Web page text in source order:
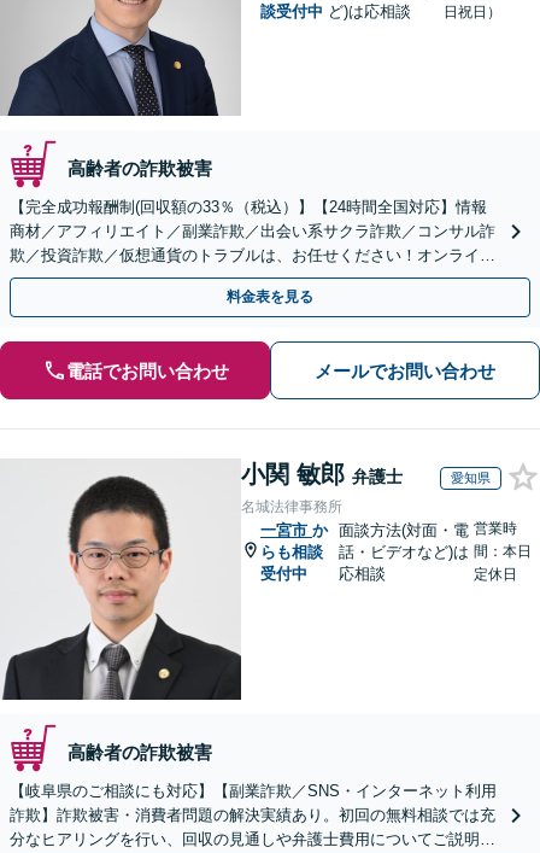
談受付中 ど)は応相談
日祝日）
高齢者の詐欺被害
【完全成功報酬制(回収額の33％（税込）】【24時間全国対応】情報
商材／アフィリエイト／副業詐欺／出会い系サクラ詐欺／コンサル詐
欺／投資詐欺／仮想通貨のトラブルは、お任せください！オンライン
のみで解決も可能！
料金表を見る
電話でお問い合わせ メールでお問い合わせ
小関 敏郎 弁護士 愛知県
名城法律事務所
一宮市 か
らも相談
受付中
面談方法(対面・電
話・ビデオなど)は
応相談
営業時
間：本日
定休日
高齢者の詐欺被害
【岐阜県のご相談にも対応】【副業詐欺／SNS・インターネット利用
詐欺】詐欺被害・消費者問題の解決実績あり。初回の無料相談では充
分なヒアリングを行い、回収の見通しや弁護士費用についてご説明し